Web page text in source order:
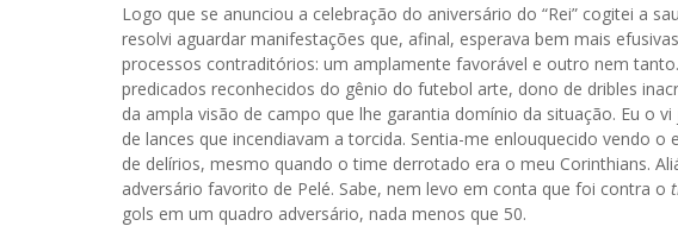
Logo que se anunciou a celebração do aniversário do “Rei” cogitei a
resolvi aguardar manifestações que, afinal, esperava bem mais
processos contraditórios: um amplamente favorável e outro nem
predicados reconhecidos do gênio do futebol arte, dono de dribles
da ampla visão de campo que lhe garantia domínio da situação. Eu o
de lances que incendiavam a torcida. Sentia-me enlouquecido vendo
de delírios, mesmo quando o time derrotado era o meu Corinthians.
adversário favorito de Pelé. Sabe, nem levo em conta que foi contra o
gols em um quadro adversário, nada menos que 50.